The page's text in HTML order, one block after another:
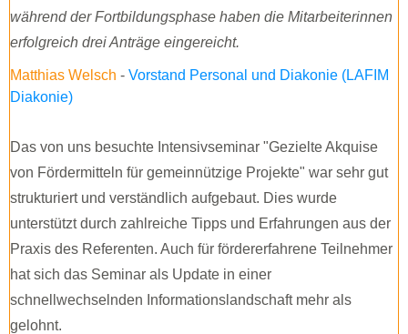
während der Fortbildungsphase haben die Mitarbeiterinnen
erfolgreich drei Anträge eingereicht.
Matthias Welsch - Vorstand Personal und Diakonie (LAFIM
Diakonie)
Das von uns besuchte Intensivseminar "Gezielte Akquise
von Fördermitteln für gemeinnützige Projekte" war sehr gut
strukturiert und verständlich aufgebaut. Dies wurde
unterstützt durch zahlreiche Tipps und Erfahrungen aus der
Praxis des Referenten. Auch für fördererfahrene Teilnehmer
hat sich das Seminar als Update in einer
schnellwechselnden Informationslandschaft mehr als
gelohnt.